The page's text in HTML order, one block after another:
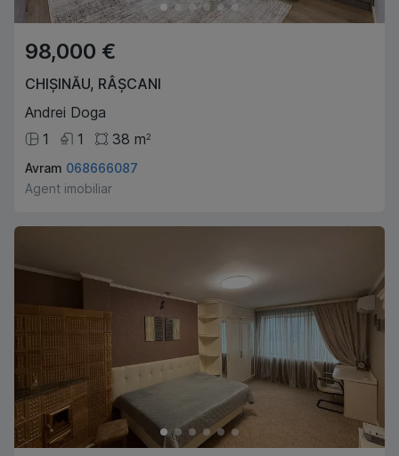
98,000 €
CHIȘINĂU, RÂȘCANI
Andrei Doga
1
1 38 m2
Avram 068666087
Agent imobiliar